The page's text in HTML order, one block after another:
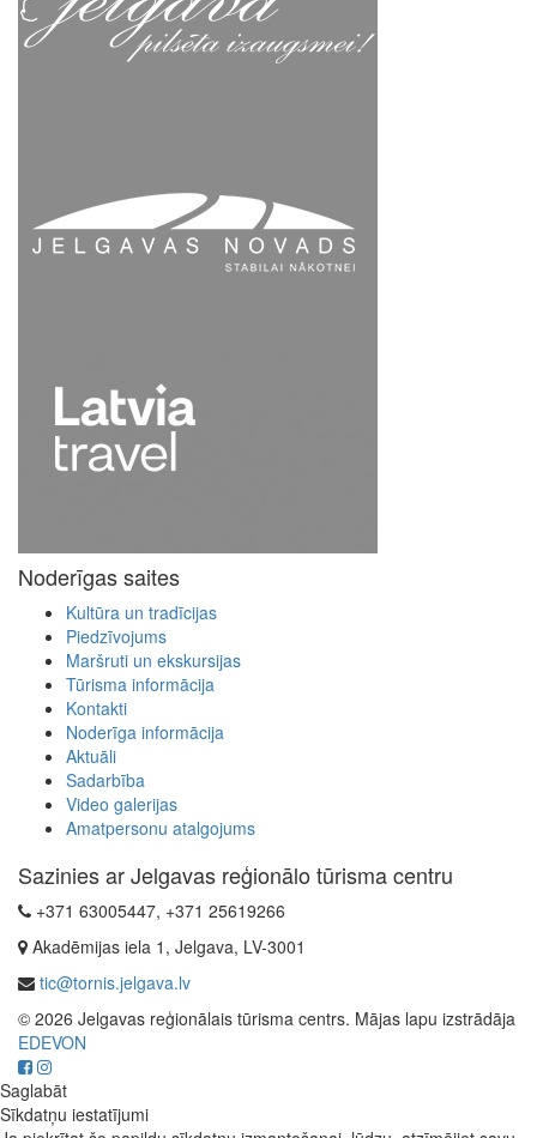
Noderīgas saites
Kultūra un tradīcijas
Piedzīvojums
Maršruti un ekskursijas
Tūrisma informācija
Kontakti
Noderīga informācija
Aktuāli
Sadarbība
Video galerijas
Amatpersonu atalgojums
Sazinies ar Jelgavas reģionālo tūrisma centru
+371 63005447, +371 25619266
Akadēmijas iela 1, Jelgava, LV-3001
tic@tornis.jelgava.lv
© 2026 Jelgavas reģionālais tūrisma centrs. Mājas lapu izstrādāja
EDEVON
Saglabāt
Sīkdatņu iestatījumi